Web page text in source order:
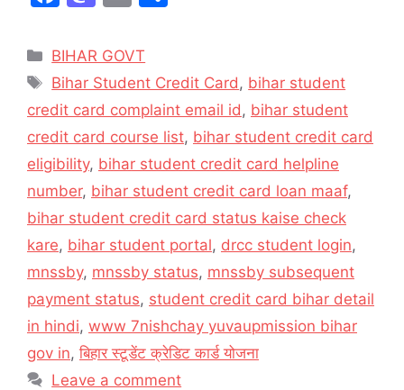
c
e
b
o
o
k
st
o
d
o
n
ai
l
e
Categories
BIHAR GOVT
Tags
Bihar Student Credit Card, bihar student
credit card complaint email id, bihar student
credit card course list, bihar student credit card
eligibility, bihar student credit card helpline
number, bihar student credit card loan maaf,
bihar student credit card status kaise check
kare, bihar student portal, drcc student login,
mnssby, mnssby status, mnssby subsequent
payment status, student credit card bihar detail
in hindi, www 7nishchay yuvaupmission bihar
gov in,बिहार स्टूडेंट क्रेडिट कार्ड योजना
Leave a comment